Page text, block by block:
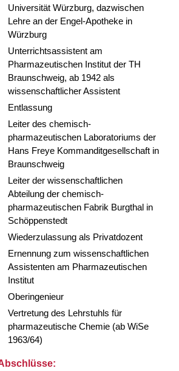
Universität Würzburg, dazwischen
Lehre an der Engel-Apotheke in
Würzburg
Unterrichtsassistent am
Pharmazeutischen Institut der TH
Braunschweig, ab 1942 als
wissenschaftlicher Assistent
Entlassung
Leiter des chemisch-
pharmazeutischen Laboratoriums der
Hans Freye Kommanditgesellschaft in
Braunschweig
Leiter der wissenschaftlichen
Abteilung der chemisch-
pharmazeutischen Fabrik Burgthal in
Schöppenstedt
Wiederzulassung als Privatdozent
Ernennung zum wissenschaftlichen
Assistenten am Pharmazeutischen
Institut
Oberingenieur
Vertretung des Lehrstuhls für
pharmazeutische Chemie (ab WiSe
1963/64)